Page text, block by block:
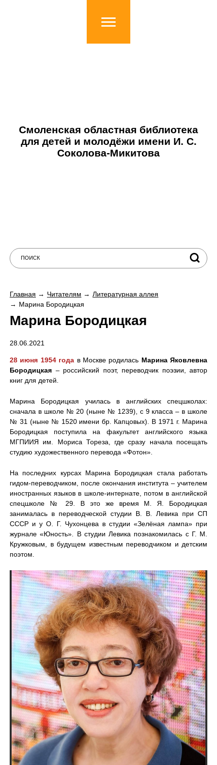
Смоленская областная библиотека
для детей и молодёжи имени И. С.
Соколова-Микитова
Главная Читателям
Литературная аллея
Марина Бородицкая
Марина Бородицкая
28.06.2021
28 июня 1954 года в Москве родилась Марина Яковлевна
Бородицкая – российский поэт, переводчик поэзии, автор
книг для детей.
Марина Бородицкая училась в английских спецшколах:
сначала в школе № 20 (ныне № 1239), с 9 класса – в школе
№ 31 (ныне № 1520 имени бр. Капцовых). В 1971 г. Марина
Бородицкая поступила на факультет английского языка
МГПИИЯ им. Мориса Тореза, где сразу начала посещать
студию художественного перевода «Фотон».
На последних курсах Марина Бородицкая стала работать
гидом-переводчиком, после окончания института – учителем
иностранных языков в школе-интернате, потом в английской
спецшколе № 29. В это же время М. Я. Бородицкая
занималась в переводческой студии В. В. Левика при СП
СССР и у О. Г. Чухонцева в студии «Зелёная лампа» при
журнале «Юность». В студии Левика познакомилась с Г. М.
Кружковым, в будущем известным переводчиком и детским
поэтом.